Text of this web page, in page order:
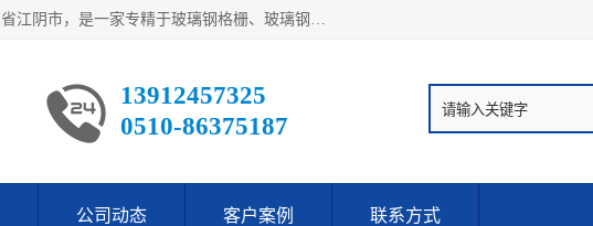
江阴市翔鼎复合材料有限公司,位于美丽富饶的中国经济百强县第一县级市的-江苏省江阴市，是一家专精于玻璃钢格栅、玻璃钢新材料,镀锌钢格板，机械设备生产制造及研发的科技型企业；公司产品已销往了世界多个国家和地区，公司人决心加倍努力愿与广大社会同仁精诚合作共创辉煌！
13912457325
0510-86375187
公司动态 客户案例 联系方式